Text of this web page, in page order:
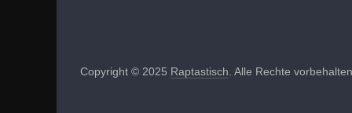
Copyright © 2025 Raptastisch . Alle Rechte